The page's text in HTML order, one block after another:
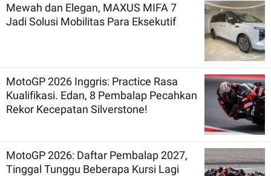
Mewah dan Elegan, MAXUS MIFA 7
Jadi Solusi Mobilitas Para Eksekutif
MotoGP 2026 Inggris: Practice Rasa
Kualifikasi. Edan, 8 Pembalap Pecahkan
Rekor Kecepatan Silverstone!
MotoGP 2026: Daftar Pembalap 2027,
Tinggal Tunggu Beberapa Kursi Lagi